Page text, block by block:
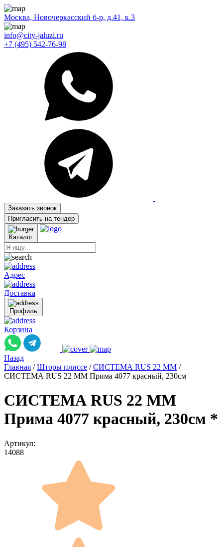
Москва, Новочеркасский б-р, д.41, к.3
info@city-jaluzi.ru
+7 (495) 542-76-98
Заказать звонок
Пригласить на тендер
Каталог
Адрес
Доставка
Профиль
Корзина
Назад
Главная / Шторы плиссе / СИСТЕМА RUS 22 ММ /
СИСТЕМА RUS 22 ММ Прима 4077 красный, 230см
СИСТЕМА RUS 22 ММ
Прима 4077 красный, 230см *
Артикул:
14088